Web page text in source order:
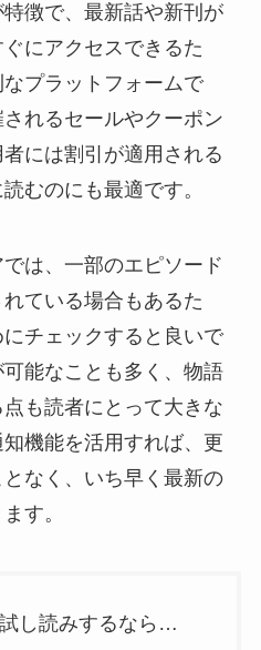
徴で、最新話や新刊が
にアクセスできるた
プラットフォームで
れるセールやクーポン
には割引が適用される
むのにも最適です。
は、一部のエピソード
ている場合もあるた
チェックすると良いで
能なことも多く、物語
も読者にとって大きな
機能を活用すれば、更
なく、いち早く最新の
す。
し読みするなら…